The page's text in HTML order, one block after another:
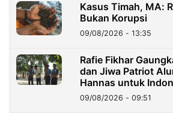
Kasus Timah, MA:
Bukan Korupsi
09/08/2026 - 13:35
Rafie Fikhar
dan Jiwa Patriot
Hannas untuk
09/08/2026 - 09:51